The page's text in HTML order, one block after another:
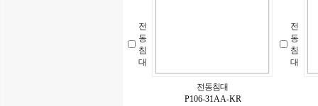
전
동
침
대
전동침대
P106-31AA-KR
전
동
침
대